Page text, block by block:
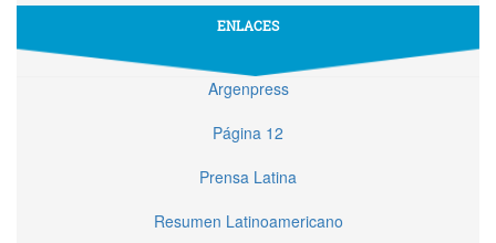
ENLACES
Argenpress
Página 12
Prensa Latina
Resumen Latinoamericano